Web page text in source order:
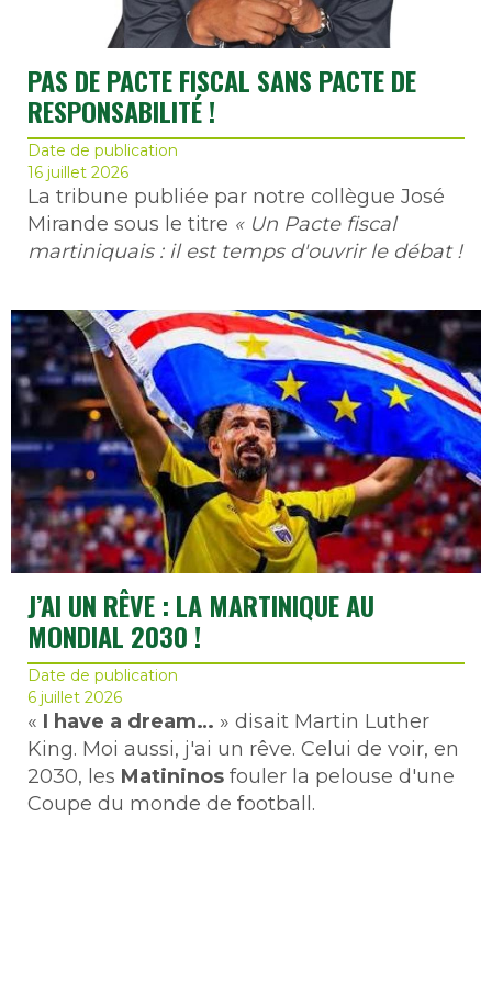
PAS DE PACTE FISCAL SANS PACTE DE
RESPONSABILITÉ !
Date de publication
16 juillet 2026
La tribune publiée par notre collègue José
Mirande sous le titre « Un Pacte fiscal
martiniquais : il est temps d'ouvrir le débat !
J’AI UN RÊVE : LA MARTINIQUE AU
MONDIAL 2030 !
Date de publication
6 juillet 2026
« I have a dream… » disait Martin Luther
King. Moi aussi, j'ai un rêve. Celui de voir, en
2030, les Matininos fouler la pelouse d'une
Coupe du monde de football.